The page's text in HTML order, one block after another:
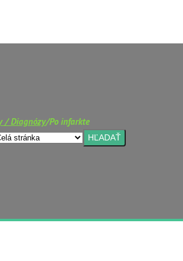
/ Diagnózy/Po infarkte